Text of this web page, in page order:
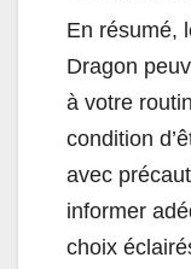
En résumé,
Dragon
à votre
condition
avec
informer
choix